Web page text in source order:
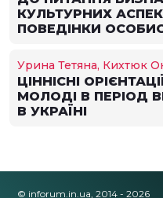
КУЛЬТУРНИХ
ПОВЕДІНКИ
Урина Тетяна, Кихтюк
ЦІННІСНІ
МОЛОДІ В ПЕРІОД
В УКРАЇНІ
© inforum.in.ua, 2014 - 2026